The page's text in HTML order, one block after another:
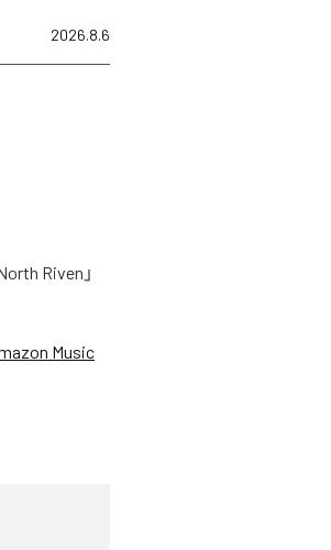
2026.8.6
Riven」
Music